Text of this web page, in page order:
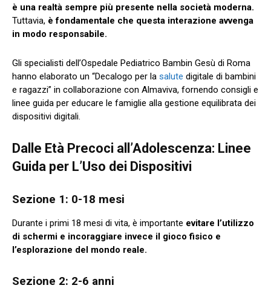
è una realtà sempre più presente nella società moderna.
Tuttavia, è fondamentale che questa interazione avvenga
in modo responsabile.
Gli specialisti dell’Ospedale Pediatrico Bambin Gesù di Roma
hanno elaborato un “Decalogo per la salute digitale di bambini
e ragazzi” in collaborazione con Almaviva, fornendo consigli e
linee guida per educare le famiglie alla gestione equilibrata dei
dispositivi digitali.
Dalle Età Precoci all’Adolescenza: Linee
Guida per L’Uso dei Dispositivi
Sezione 1: 0-18 mesi
Durante i primi 18 mesi di vita, è importante evitare l’utilizzo
di schermi e incoraggiare invece il gioco fisico e
l’esplorazione del mondo reale.
Sezione 2: 2-6 anni